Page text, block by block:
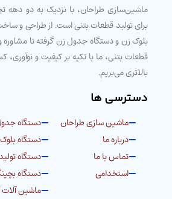
ماشین‌سازی طراحان، با نزدیک به دو دهه
برای تولید قطعات بتنی است. از طراحی و
بلوک زن و دستگاه جدول زن گرفته تا
قطعات بتنی، ما با تکیه بر کیفیت و
بالاتری می‌بریم.
دسترسی ها
ماشین سازی طراحان
درباره ما
تماس با ما
استخدامی
دستگاه
دستگاه
دستگاه
دستگاه
ماشین آلات